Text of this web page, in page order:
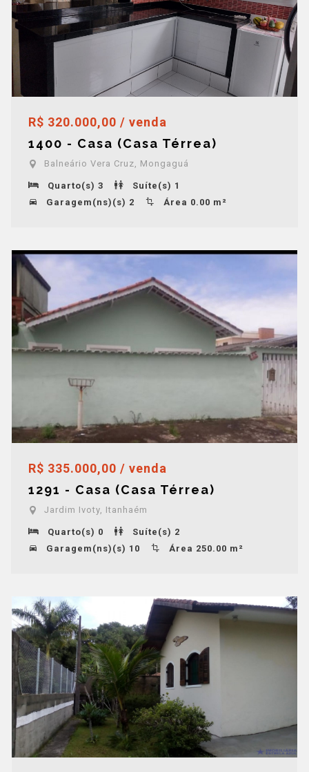
R$ 320.000,00 / venda
1400 - Casa (Casa Térrea)
Balneário Vera Cruz, Mongaguá
Quarto(s) 3
Suíte(s) 1
Garagem(ns)(s) 2
Área 0.00 m²
R$ 335.000,00 / venda
1291 - Casa (Casa Térrea)
Jardim Ivoty, Itanhaém
Quarto(s) 0
Suíte(s) 2
Garagem(ns)(s) 10
Área 250.00 m²